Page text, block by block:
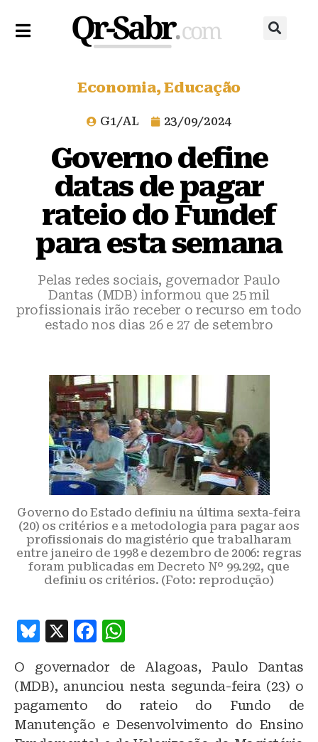
Economia,Educação
G1/AL 23/09/2024
Governo define
datas de pagar
rateio do Fundef
para esta semana
Pelas redes sociais, governador Paulo
Dantas (MDB) informou que 25 mil
profissionais irão receber o recurso em todo
estado nos dias 26 e 27 de setembro
Governo do Estado definiu na última sexta-feira
(20) os critérios e a metodologia para pagar aos
profissionais do magistério que trabalharam
entre janeiro de 1998 e dezembro de 2006: regras
foram publicadas em Decreto Nº 99.292, que
definiu os critérios. (Foto: reprodução)
B
e
s
k
X
F
c
e
b
at
s
A
O governador de Alagoas, Paulo Dantas
(MDB), anunciou nesta segunda-feira (23) o
pagamento do rateio do Fundo de
Manutenção e Desenvolvimento do Ensino